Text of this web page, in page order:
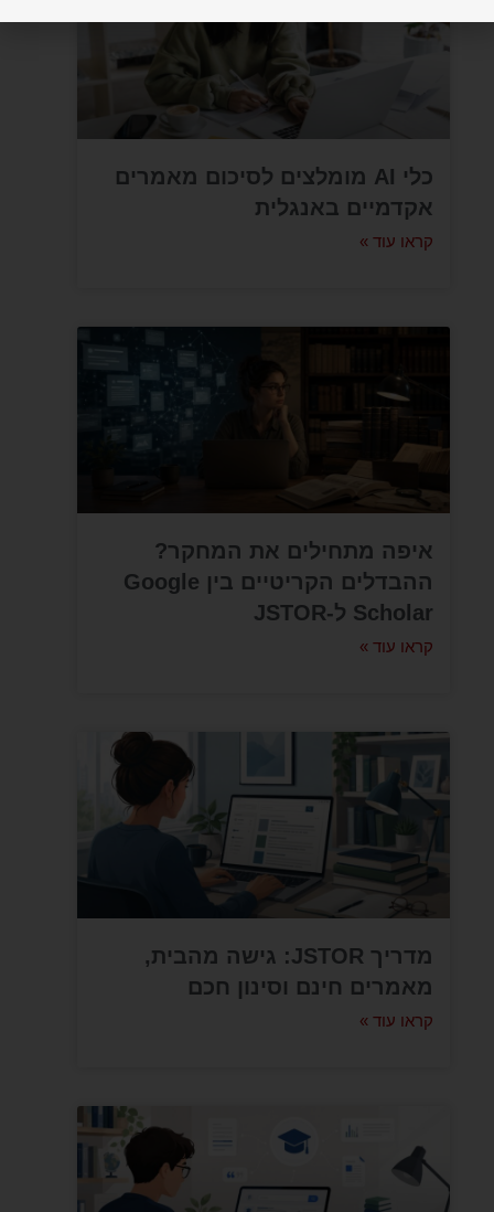
כלי AI מומלצים לסיכום מאמרים
אקדמיים באנגלית
קראו עוד »
איפה מתחילים את המחקר?
ההבדלים הקריטיים בין Google
Scholar ל-JSTOR
קראו עוד »
מדריך JSTOR: גישה מהבית,
מאמרים חינם וסינון חכם
קראו עוד »